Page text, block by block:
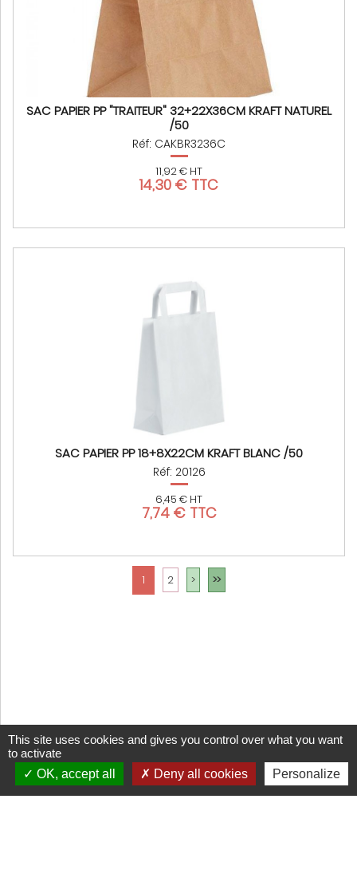
SAC PAPIER PP "TRAITEUR" 32+22X36CM KRAFT NATUREL
/50
Réf: CAKBR3236C
11,92 € HT
14,30 € TTC
SAC PAPIER PP 18+8X22CM KRAFT BLANC /50
Réf: 20126
6,45 € HT
7,74 € TTC
1 2 > >>
This site uses cookies and gives you control over what you want
to activate
OK, accept all
Deny all cookies Personalize